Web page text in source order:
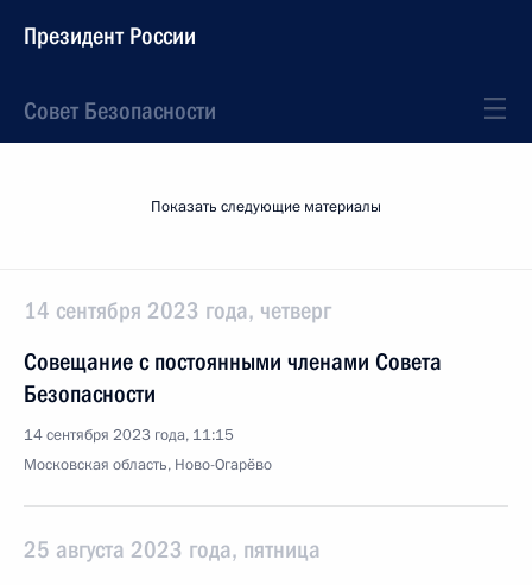
Президент России
Совет Безопасности
Показать следующие материалы
14 сентября 2023 года, четверг
Совещание с постоянными членами Совета
Безопасности
14 сентября 2023 года, 11:15
Московская область, Ново-Огарёво
25 августа 2023 года, пятница